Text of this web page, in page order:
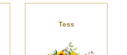
Tess